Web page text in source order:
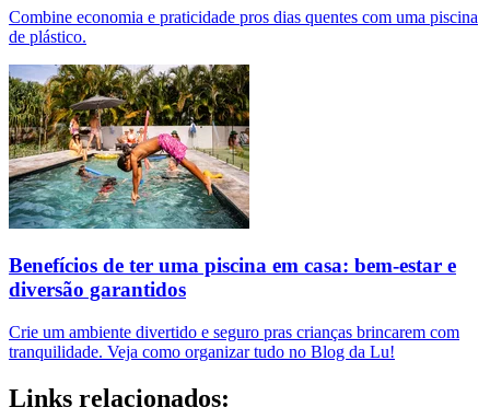
Combine economia e praticidade pros dias quentes com uma piscina
de plástico.
Benefícios de ter uma piscina em casa: bem-estar e
diversão garantidos
Crie um ambiente divertido e seguro pras crianças brincarem com
tranquilidade. Veja como organizar tudo no Blog da Lu!
Links relacionados: